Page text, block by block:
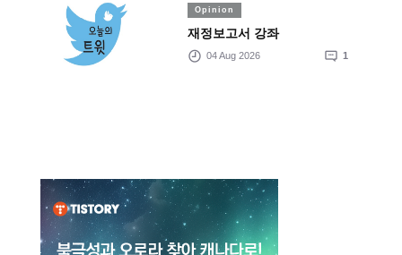
Opinion
재정보고서 강좌
04 Aug 2026 1